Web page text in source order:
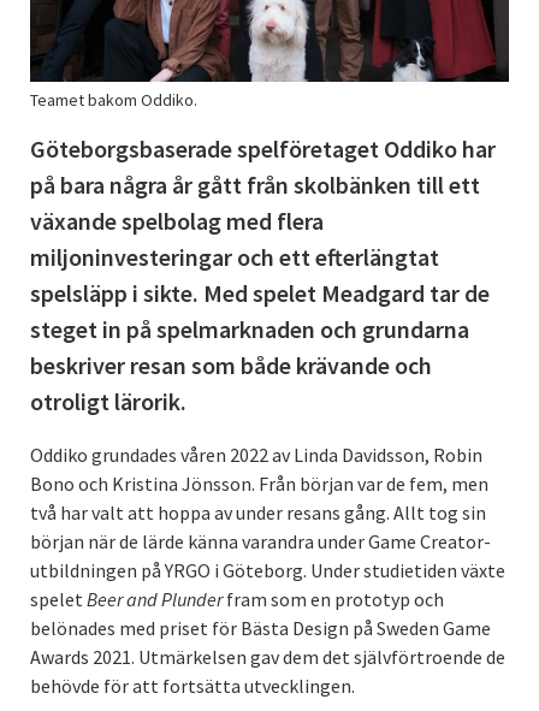
Teamet bakom Oddiko.
Göteborgsbaserade spelföretaget Oddiko har
på bara några år gått från skolbänken till ett
växande spelbolag med flera
miljoninvesteringar och ett efterlängtat
spelsläpp i sikte. Med spelet Meadgard tar de
steget in på spelmarknaden och grundarna
beskriver resan som både krävande och
otroligt lärorik.
Oddiko grundades våren 2022 av Linda Davidsson, Robin
Bono och Kristina Jönsson. Från början var de fem, men
två har valt att hoppa av under resans gång. Allt tog sin
början när de lärde känna varandra under Game Creator-
utbildningen på YRGO i Göteborg. Under studietiden växte
spelet Beer and Plunderfram som en prototyp och
belönades med priset för Bästa Design på Sweden Game
Awards 2021. Utmärkelsen gav dem det självförtroende de
behövde för att fortsätta utvecklingen.